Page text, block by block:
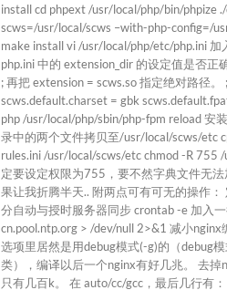
install cd phpext /usr/local/php/bin/phpize
scws=/usr/local/scws –with-php-config=/
make install vi /usr/local/php/etc/php.ini 加
php.ini 中的 extension_dir 的设定值是否正
; 再把 extension = scws.so 指定绝对路径。
scws.default.charset = gbk
php /usr/local/php/sbin/php-fpm reload 安
录中的两个文件拷贝至/usr/local/scws/etc
rules.ini /usr/local/scws/etc chmod -R 755
定要设定权限为755，要不然字典文件无
果让我折腾半天.. 附两点可有可无的操作
分自动与授时服务器同步 crontab -e 加入
cn.pool.ntp.org > /dev/null 2>&1 减小
选项里居然是用debug模式(-g)的（debug
类），编译以后一个nginx有好几兆。 去
只有几百k。 在 auto/cc/gcc，最后几行有